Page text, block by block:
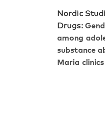
Nordic
Drugs:
among
substance
Maria